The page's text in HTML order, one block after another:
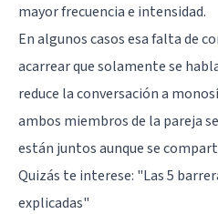
mayor frecuencia e intensidad.
En algunos casos esa falta de
acarrear que solamente se
reduce la conversación a
ambos miembros de la pareja
están juntos aunque se
Quizás te interese: "Las 5
explicadas"